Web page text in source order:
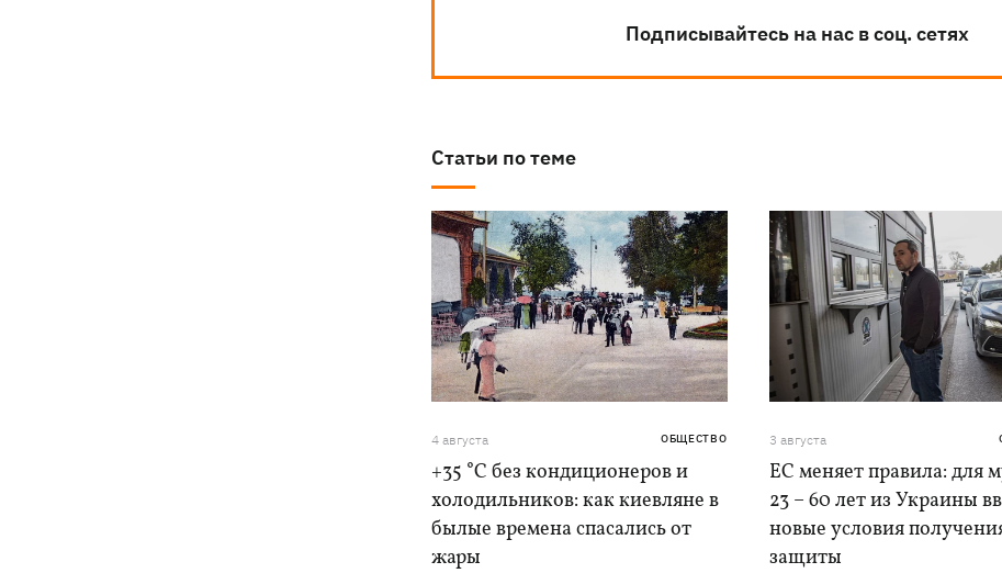
Подписывайтесь на нас в соц. сетях
Статьи по теме
4 августа ОБЩЕСТВО
+35 °C без кондиционеров и
холодильников: как киевляне в
былые времена спасались от
жары
3 августа
ЕС меняет правила: для
23 – 60 лет из Украины
новые условия
защиты